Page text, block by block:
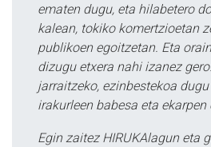
ematen dugu, eta hilabetero
kalean, tokiko komertzioetan
publikoen egoitzetan. Eta
dizugu etxera nahi izanez
jarraitzeko, ezinbestekoa
irakurleen babesa eta ekarpen
Egin zaitez HIRUKAlagun eta